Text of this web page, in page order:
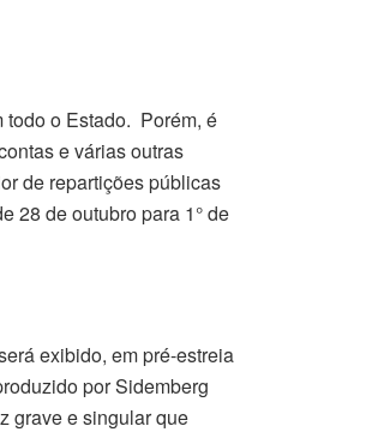
todo o Estado. Porém, é
e várias outras
de repartições públicas
28 de outubro para 1° de
exibido, em pré-estreia
por Sidemberg
grave e singular que